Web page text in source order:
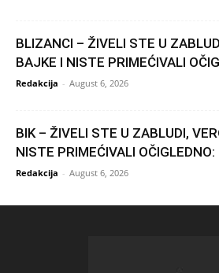
BLIZANCI – ŽIVELI STE U
BAJKE I NISTE PRIMEĆIVALI
Redakcija - August 6, 2026
BIK – ŽIVELI STE U ZABLUDI,
NISTE PRIMEĆIVALI
Redakcija - August 6, 2026